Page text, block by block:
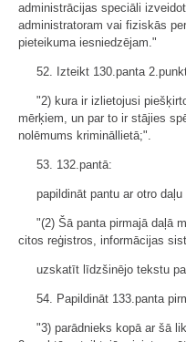
administrācijas speciāli
administratoram vai fiziskās
pieteikuma iesniedzējam."
52. Izteikt 130.panta
"2) kura ir izlietojusi
mērķiem, un par to ir stājies
nolēmums krimināllietā;".
53. 132.pantā:
papildināt pantu ar otro
"(2) Šā panta pirmajā daļā
citos reģistros, informācijas
uzskatīt līdzšinējo tekstu
54. Papildināt 133.panta
"3) parādnieks kopā ar šā